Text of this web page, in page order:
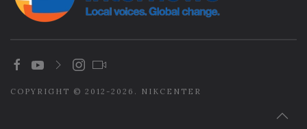
COPYRIGHT © 2012-2026. NIKCENTER